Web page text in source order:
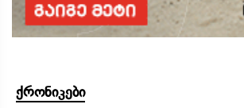
ქრონიკები